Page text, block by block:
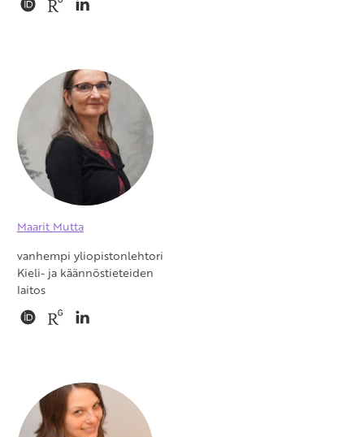
Maarit Mutta
vanhempi yliopistonlehtori
Kieli- ja käännöstieteiden
laitos